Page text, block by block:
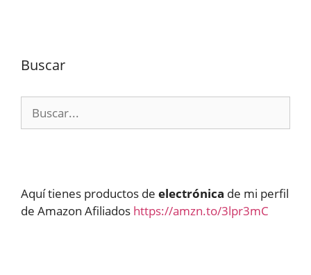
Buscar
Aquí tienes productos de electrónica de mi perfil
de Amazon Afiliados https://amzn.to/3lpr3mC